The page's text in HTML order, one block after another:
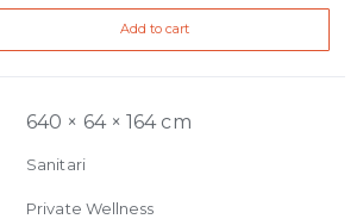
Add to cart
640 × 64 × 164 cm
Sanitari
Private Wellness